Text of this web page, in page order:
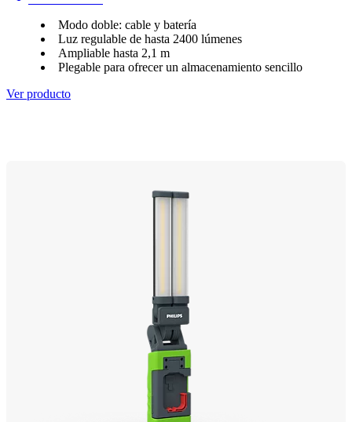
Modo doble: cable y batería
Luz regulable de hasta 2400 lúmenes
Ampliable hasta 2,1 m
Plegable para ofrecer un almacenamiento sencillo
Ver producto